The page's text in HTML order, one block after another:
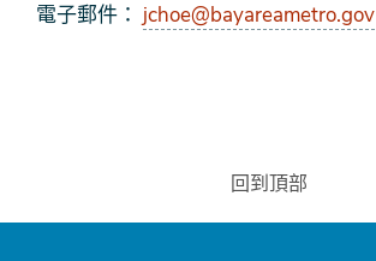
電子郵件： jchoe@bayareametro.gov
回到頂部